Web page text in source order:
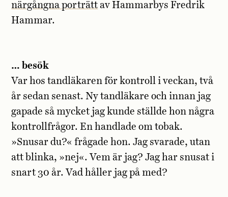
närgångna porträtt av Hammarbys Fredrik
Hammar.
… besök
Var hos tandläkaren för kontroll i veckan, två
år sedan senast. Ny tandläkare och innan jag
gapade så mycket jag kunde ställde hon några
kontrollfrågor. En handlade om tobak.
»Snusar du?« frågade hon. Jag svarade, utan
att blinka, »nej«. Vem är jag? Jag har snusat i
snart 30 år. Vad håller jag på med?